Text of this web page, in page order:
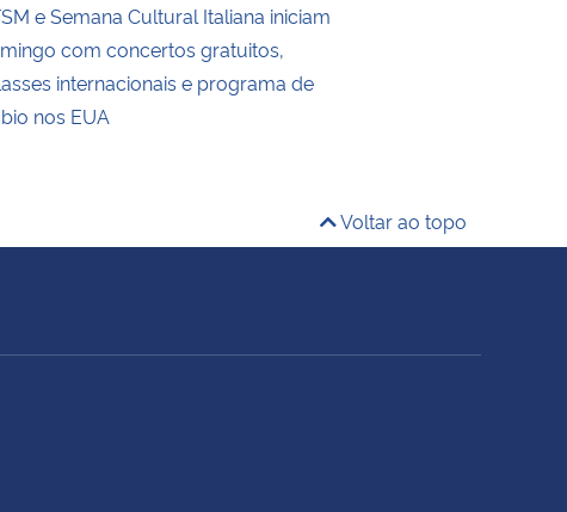
e Semana Cultural Italiana iniciam
com concertos gratuitos,
internacionais e programa de
nos EUA
Voltar ao topo